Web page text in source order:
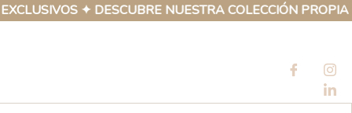
✦ DESCUBRE NUESTRA COLECCIÓN PROPIA DE